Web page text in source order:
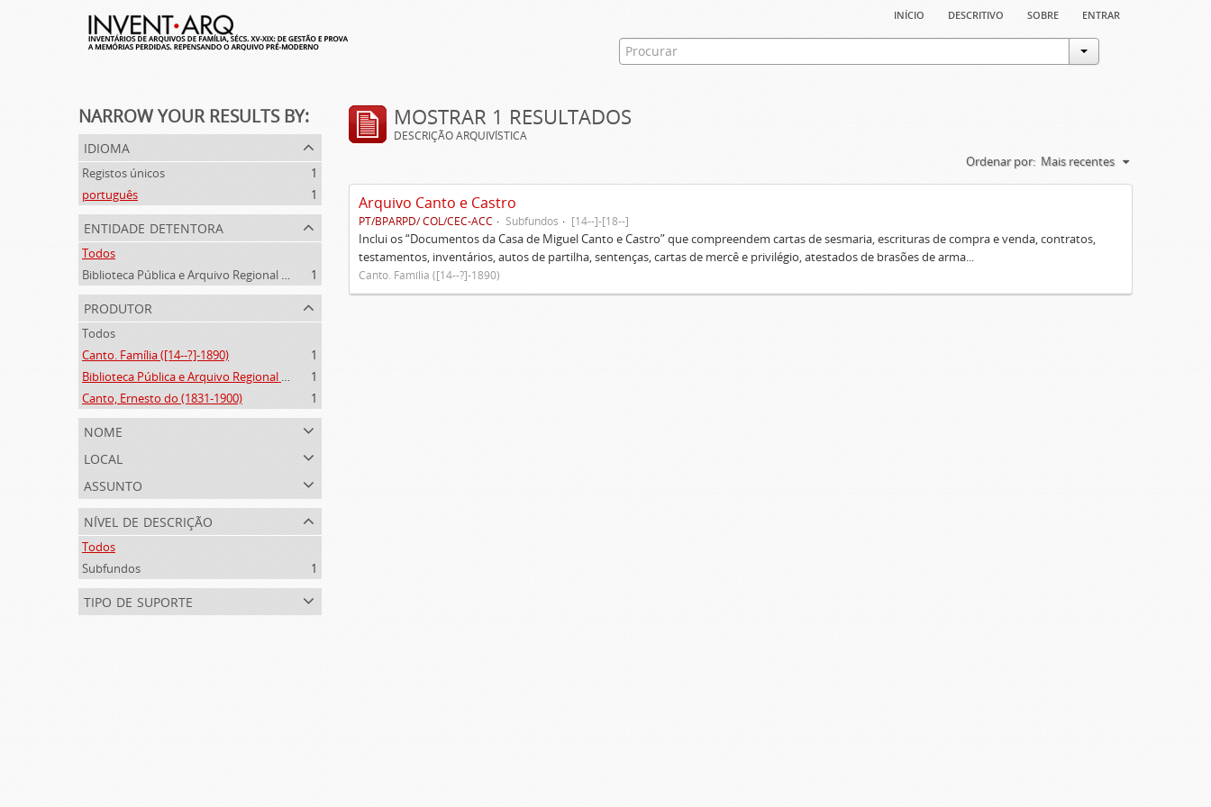
início descritivo sobre entrar
NARROW YOUR RESULTS BY:
idioma
Registos únicos
1
português
1
entidade detentora
Todos
Biblioteca Pública e Arquivo Regional de Ponta Delgada
1
produtor
Todos
Canto. Família ([14--?]-1890)
1
Biblioteca Pública e Arquivo Regional de Ponta Delgada (1841- )
1
Canto, Ernesto do (1831-1900)
1
nome
local
assunto
nível de descrição
Todos
Subfundos
1
tipo de suporte
MOSTRAR 1 RESULTADOS
DESCRIÇÃO ARQUIVÍSTICA
Ordenar por: Mais recentes
Arquivo Canto e Castro
PT/BPARPD/ COL/CEC-ACC Subfundos [14--]-[18--]
Inclui os “Documentos da Casa de Miguel Canto e Castro” que compreendem cartas de sesmaria, escrituras de compra e venda, contratos,
testamentos, inventários, autos de partilha, sentenças, cartas de mercê e privilégio, atestados de brasões de arma...
Canto. Família ([14--?]-1890)